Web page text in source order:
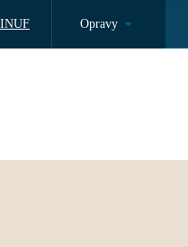
INUF Opravy